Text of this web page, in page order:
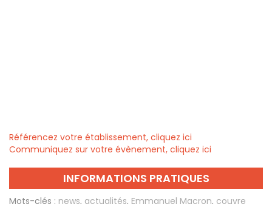
Référencez votre établissement, cliquez ici
Communiquez sur votre évènement, cliquez ici
INFORMATIONS PRATIQUES
Mots-clés : news, actualités, Emmanuel Macron, couvre